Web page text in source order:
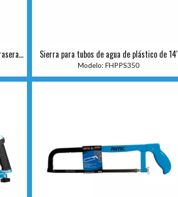
Sierra para tubos de agua de plástico de 14'
Modelo: FHPPS350